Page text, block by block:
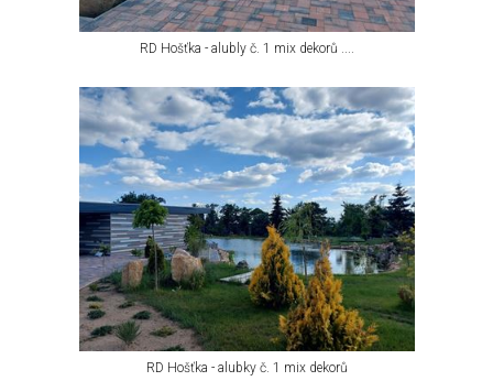
RD Hošťka - alubly č. 1 mix dekorů ....
RD Hošťka - alubky č. 1 mix dekorů